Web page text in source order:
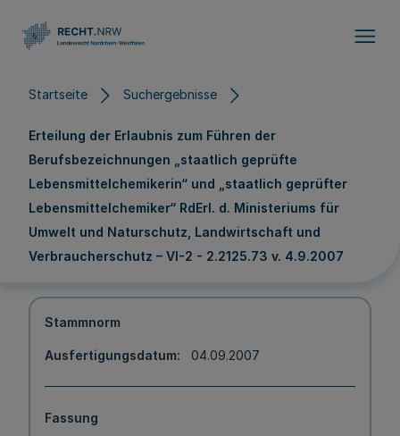
Startseite Suchergebnisse
Erteilung der Erlaubnis zum Führen der
Berufsbezeichnungen „staatlich geprüfte
Lebensmittelchemikerin“ und „staatlich geprüfter
Lebensmittelchemiker“ RdErl. d. Ministeriums für
Umwelt und Naturschutz, Landwirtschaft und
Verbraucherschutz – VI-2 - 2.2125.73 v. 4.9.2007
Stammnorm
Ausfertigungsdatum 04.09.2007
Fassung